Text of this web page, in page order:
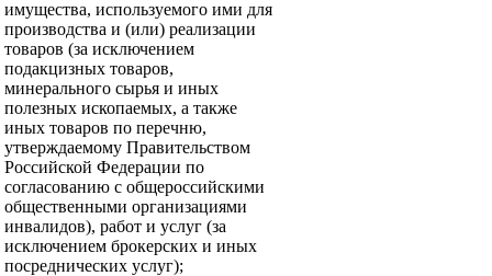
имущества, используемого ими для
производства и (или) реализации
товаров (за исключением
подакцизных товаров,
минерального сырья и иных
полезных ископаемых, а также
иных товаров по перечню,
утверждаемому Правительством
Российской Федерации по
согласованию с общероссийскими
общественными организациями
инвалидов), работ и услуг (за
исключением брокерских и иных
посреднических услуг);